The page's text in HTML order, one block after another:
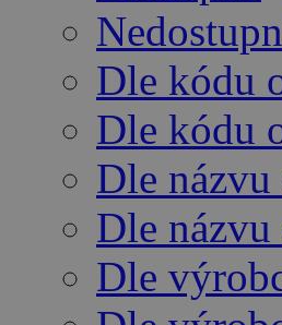
Dle kódu
Dle kódu
Dle
Dle názvu
Dle